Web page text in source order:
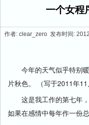
一个女程
作者: clear_zero 发布时间:
今年的天气似乎特别暖
片秋色。 （写于2011年11
这是我工作的第七年，
如果在感情中每年作一份